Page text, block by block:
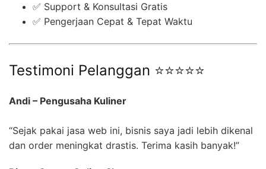
✅ Support & Konsultasi Gratis
✅ Pengerjaan Cepat & Tepat Waktu
Testimoni Pelanggan ⭐⭐⭐⭐⭐
Andi – Pengusaha Kuliner
“Sejak pakai jasa web ini, bisnis saya jadi lebih dikenal
dan order meningkat drastis. Terima kasih banyak!”